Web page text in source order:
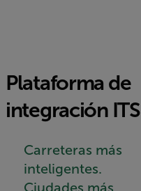
Plataforma de
integración ITS
Carreteras más
inteligentes.
Ciudades más